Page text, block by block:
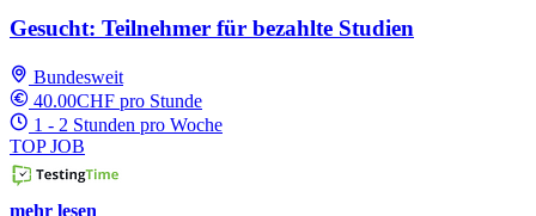
Gesucht: Teilnehmer für bezahlte Studien
Bundesweit
40.00CHF pro Stunde
1 - 2 Stunden pro Woche
TOP JOB
mehr lesen